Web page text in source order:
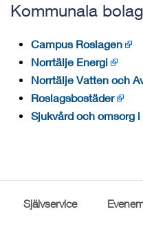
Kommunala
Campus Roslagen
Norrtälje Energi
Norrtälje Vatten och
Roslagsbostäder
Sjukvård och omsorg
Självservice